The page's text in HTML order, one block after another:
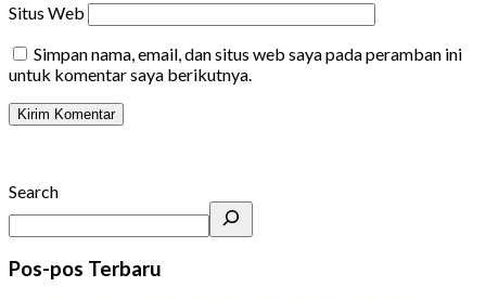
Situs Web
Simpan nama, email, dan situs web saya pada peramban ini
untuk komentar saya berikutnya.
Search
Pos-pos Terbaru